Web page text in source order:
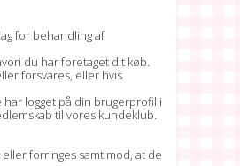
for behandling af
du har foretaget dit køb.
forsvares, eller hvis
logget på din brugerprofil i
til vores kundeklub.
forringes samt mod, at de